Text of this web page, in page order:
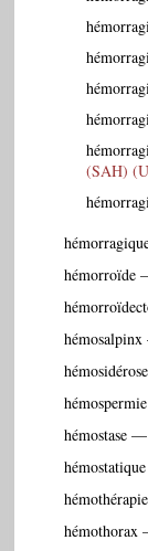
(SAH)
hémorroïde
hémosalpinx
hémosidérose
hémospermie
hémostase —
hémostatique
hémothérapie
hémothorax